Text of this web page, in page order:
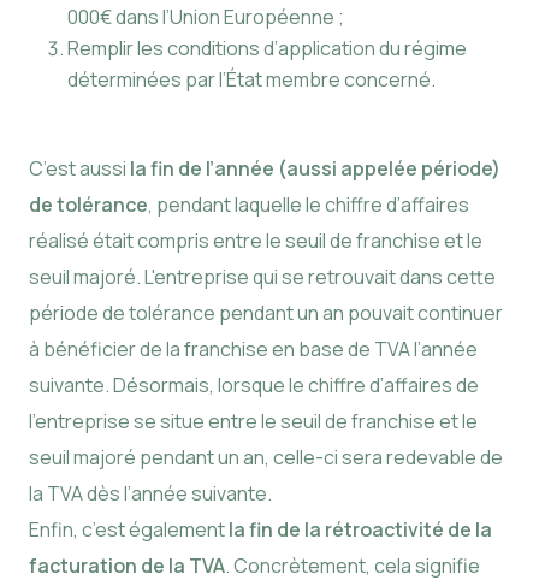
000€ dans l’Union Européenne ;
Remplir les conditions d’application du régime
déterminées par l’État membre concerné.
C’est aussi la fin de l’année (aussi appelée période)
de tolérance, pendant laquelle le chiffre d’affaires
réalisé était compris entre le seuil de franchise et le
seuil majoré. L'entreprise qui se retrouvait dans cette
période de tolérance pendant un an pouvait continuer
à bénéficier de la franchise en base de TVA l’année
suivante. Désormais, lorsque le chiffre d’affaires de
l’entreprise se situe entre le seuil de franchise et le
seuil majoré pendant un an, celle-ci sera redevable de
la TVA dès l’année suivante.
Enfin, c’est égalementla fin de la rétroactivité de la
facturation de la TVA. Concrètement, cela signifie